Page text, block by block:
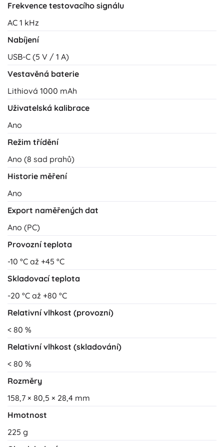
Frekvence testovacího signálu
AC 1 kHz
Nabíjení
USB-C (5 V / 1 A)
Vestavěná baterie
Lithiová 1000 mAh
Uživatelská kalibrace
Ano
Režim třídění
Ano (8 sad prahů)
Historie měření
Ano
Export naměřených dat
Ano (PC)
Provozní teplota
-10 °C až +45 °C
Skladovací teplota
-20 °C až +80 °C
Relativní vlhkost (provozní)
< 80 %
Relativní vlhkost (skladování)
< 80 %
Rozměry
158,7 × 80,5 × 28,4 mm
Hmotnost
225 g